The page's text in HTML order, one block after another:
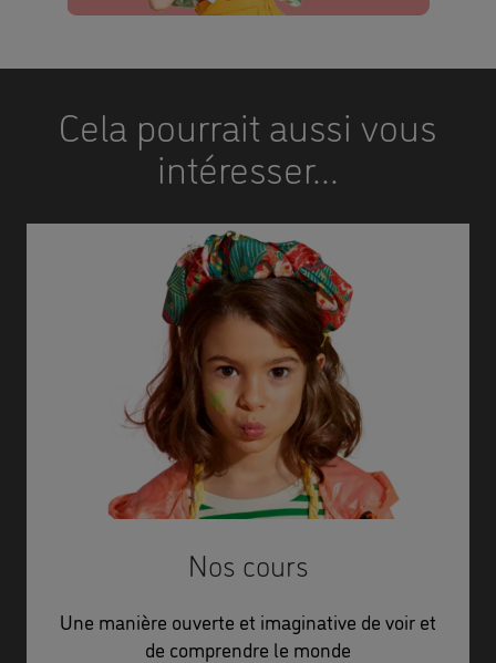
Cela pourrait aussi vous
intéresser...
Nos cours
Une manière ouverte et imaginative de voir et
de comprendre le monde